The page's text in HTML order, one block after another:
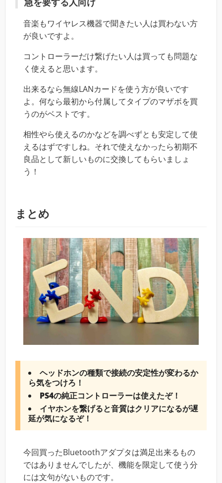
音楽もワイヤレス機器で聞きたい人は買わない方
が良いですよ。
コントローラーだけ繋げたい人は買っても問題な
く使えると思います。
出来るなら無線LANカードを使う方が良いです
よ。何なら最初から付属してタイプのマザボを買
うのがベストです。
相性やら使えるのかなどを調べずとも安定して使
えるはずですしね。それで使えなかったら初期不
良品として新しいものに交換してもらいましょ
う！
まとめ
ヘッドホンの種類で接続の安定性が変わるか
ら気をつけろ！
PS4の純正コントローラーは使えたぞ！
イヤホンを繋げると音質はクリアになるが遅
延が気になるぞ！
今回買ったBluetoothアダプタは満足出来るもの
ではありませんでしたが、機能を限定して使う分
には文句がないものです。